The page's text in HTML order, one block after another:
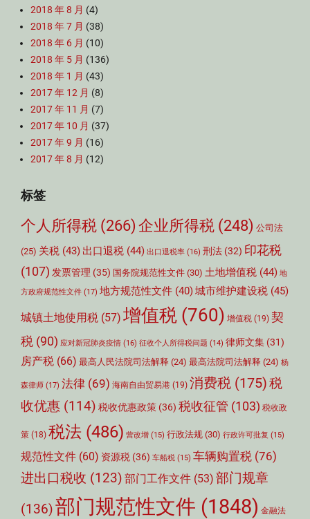
2018 年 8 月 (4)
2018 年 7 月 (38)
2018 年 6 月 (10)
2018 年 5 月 (136)
2018 年 1 月 (43)
2017 年 12 月 (8)
2017 年 11 月 (7)
2017 年 10 月 (37)
2017 年 9 月 (16)
2017 年 8 月 (12)
标签
个人所得税 (266) 企业所得税 (248) 公司法
(25) 关税 (43) 出口退税 (44) 出口退税率 (16) 刑法 (32) 印花税
(107) 发票管理 (35) 国务院规范性文件 (30) 土地增值税 (44) 地
方政府规范性文件 (17) 地方规范性文件 (40)城市维护建设税 (45)
城镇土地使用税 (57) 增值税 (760) 增值税 (19) 契
税 (90) 应对新冠肺炎疫情 (16) 征收个人所得税问题 (14) 律师文集 (31)
房产税 (66) 最高人民法院司法解释 (24) 最高法院司法解释 (24) 杨
森律师 (17) 法律 (69) 海南自由贸易港 (19) 消费税 (175)税
收优惠 (114) 税收优惠政策 (36) 税收征管 (103) 税收政
策 (18) 税法 (486) 营改增 (15) 行政法规 (30) 行政许可批复 (15)
规范性文件 (60) 资源税 (36) 车船税 (15) 车辆购置税 (76)
进出口税收 (123) 部门工作文件 (53) 部门规章
(136)部门规范性文件 (1848) 金融法